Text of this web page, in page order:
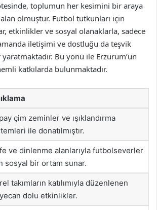
toplumun her kesimini bir araya
olmuştur. Futbol tutkunları için
etkinlikler ve sosyal olanaklarla, sadece
iletişimi ve dostluğu da teşvik
Bu yönü ile Erzurum’un
katkılarda bulunmaktadır.
çim zeminler ve ışıklandırma
ile donatılmıştır.
ve dinlenme alanlarıyla futbolseverler
sosyal bir ortam sunar.
takımların katılımıyla düzenlenen
dolu etkinlikler.